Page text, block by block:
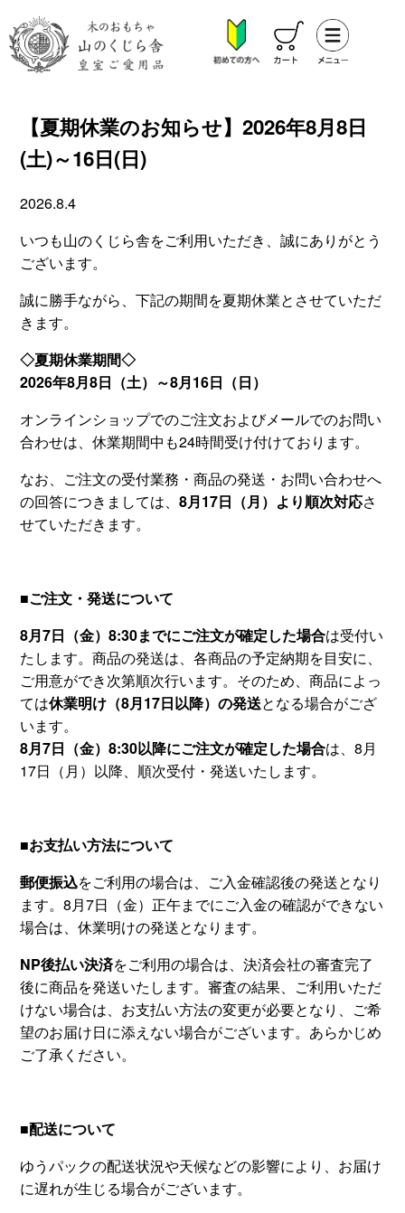
【夏期休業のお知らせ】2026年8月8日
(土)～16日(日)
2026.8.4
いつも山のくじら舎をご利用いただき、誠にありがとう
ございます。
誠に勝手ながら、下記の期間を夏期休業とさせていただ
きます。
◇夏期休業期間◇
2026年8月8日（土）～8月16日（日）
オンラインショップでのご注文およびメールでのお問い
合わせは、休業期間中も24時間受け付けております。
なお、ご注文の受付業務・商品の発送・お問い合わせへ
の回答につきましては、8月17日（月）より順次対応さ
せていただきます。
■ご注文・発送について
8月7日（金）8:30までにご注文が確定した場合は受付い
たします。商品の発送は、各商品の予定納期を目安に、
ご用意ができ次第順次行います。そのため、商品によっ
ては休業明け（8月17日以降）の発送となる場合がござ
います。
8月7日（金）8:30以降にご注文が確定した場合は、8月
17日（月）以降、順次受付・発送いたします。
■お支払い方法について
郵便振込をご利用の場合は、ご入金確認後の発送となり
ます。8月7日（金）正午までにご入金の確認ができない
場合は、休業明けの発送となります。
NP後払い決済をご利用の場合は、決済会社の審査完了
後に商品を発送いたします。審査の結果、ご利用いただ
けない場合は、お支払い方法の変更が必要となり、ご希
望のお届け日に添えない場合がございます。あらかじめ
ご了承ください。
■配送について
ゆうパックの配送状況や天候などの影響により、お届け
に遅れが生じる場合がございます。